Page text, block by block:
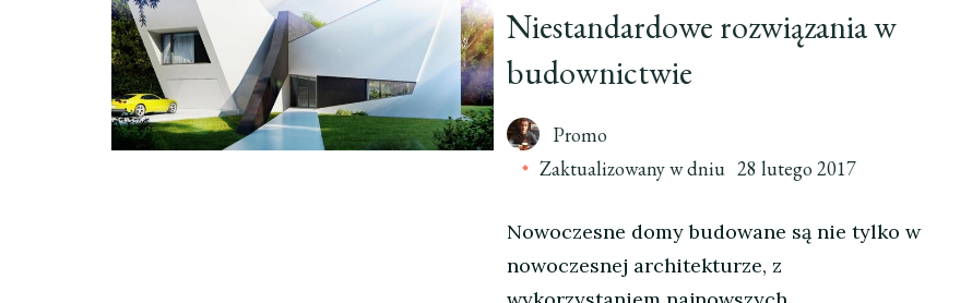
Niestandardowe rozwiązania w
budownictwie
Promo
Zaktualizowany w dniu 28 lutego 2017
Nowoczesne domy budowane są nie tylko w
nowoczesnej architekturze, z